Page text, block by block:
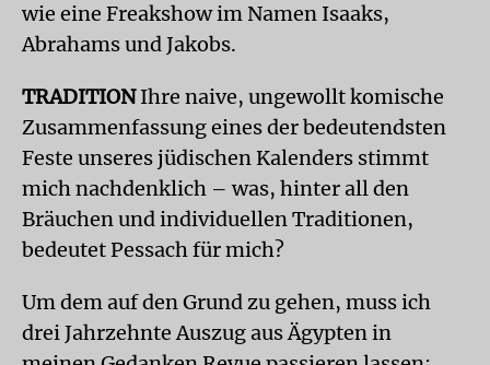
wie eine Freakshow im Namen Isaaks,
Abrahams und Jakobs.
TRADITIONIhre naive, ungewollt komische
Zusammenfassung eines der bedeutendsten
Feste unseres jüdischen Kalenders stimmt
mich nachdenklich – was, hinter all den
Bräuchen und individuellen Traditionen,
bedeutet Pessach für mich?
Um dem auf den Grund zu gehen, muss ich
drei Jahrzehnte Auszug aus Ägypten in